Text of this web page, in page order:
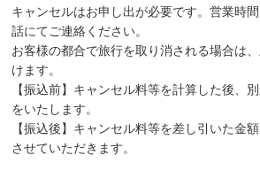
キャンセルはお申し出が必要です。営業時
話にてご連絡ください。
お客様の都合で旅行を取り消される場合は
けます。
【振込前】キャンセル料等を計算した後、
をいたします。
【振込後】キャンセル料等を差し引いた金
させていただきます。